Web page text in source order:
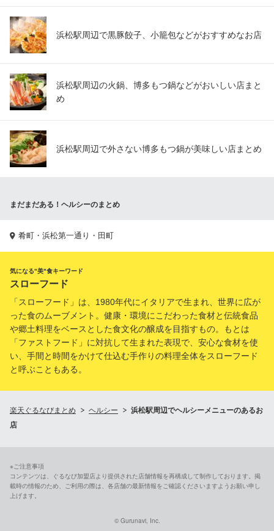
浜松駅周辺で黒豚餃子、小籠包などがおすすめなお店
浜松駅周辺の火鍋、博多もつ鍋などがおいしい店まと
め
浜松駅周辺で外さない博多もつ鍋が美味しい店まとめ
まだまだある！ヘルシーのまとめ
肴町・浜松第一通り・田町
気になる"美"食キーワード
スローフード
「スローフード」は、1980年代にイタリアで生まれ、世界に広が
った食のムーブメント。健康・環境にこだわった食材と伝統食品
や郷土料理をベースとした食文化の醸成を目指すもの。もとは
「ファストフード」に対抗して生まれた表現で、安心な食材を使
い、手間と時間をかけて仕込む手作りの料理全体をスローフード
と呼ぶこともある。
楽天ぐるなびまとめ ヘルシー
浜松駅周辺でヘルシーメニューのあるお
店
※ご注意事項
コンテンツは、ぐるなび加盟店より提供された店舗情報を再構成して制作しております。掲
載時の情報のため、ご利用の際は、各店舗の最新情報をご確認くださいますようお願い申し
上げます。
© Gurunavi, Inc.